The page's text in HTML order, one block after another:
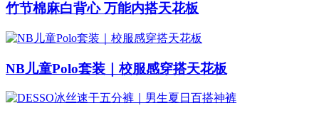
竹节棉麻白背心 万能内搭天花板
NB儿童Polo套装｜校服感穿搭天花板